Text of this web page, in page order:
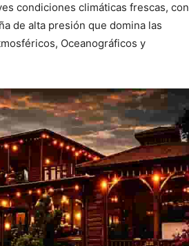
condiciones climáticas frescas, con
de alta presión que domina las
Oceanográficos y